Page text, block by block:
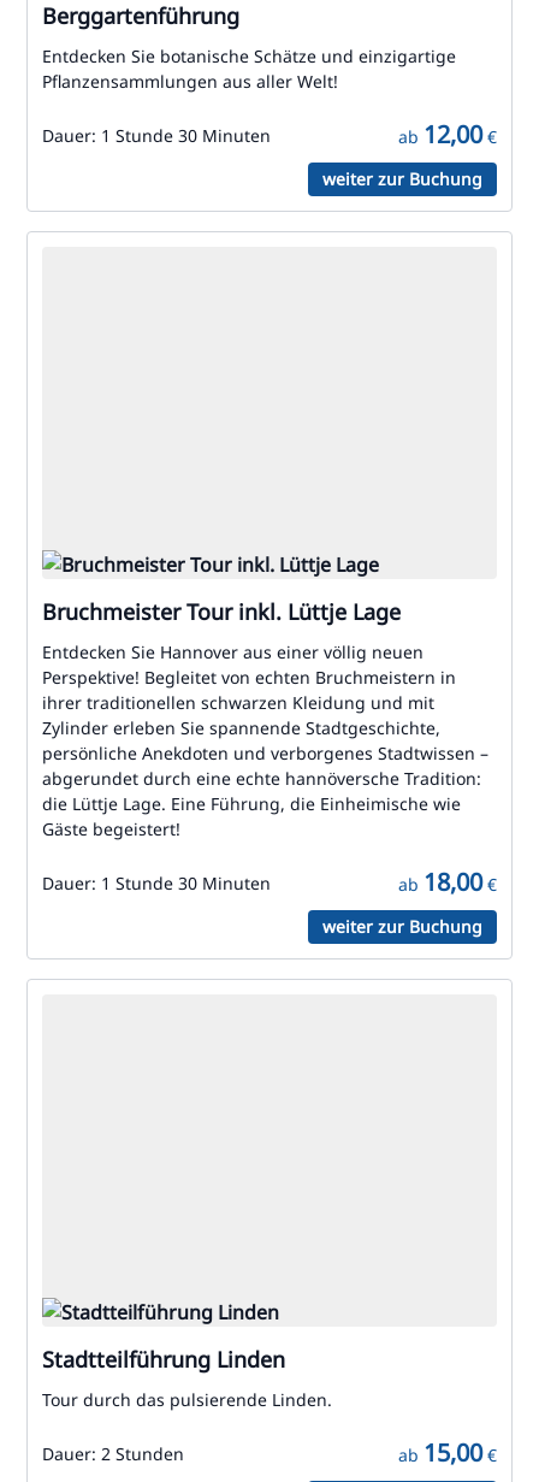
Berggartenführung
Entdecken Sie botanische Schätze und einzigartige
Pflanzensammlungen aus aller Welt!
Dauer: 1 Stunde 30 Minuten ab 12,00€
weiter zur Buchung
Bruchmeister Tour inkl. Lüttje Lage
Entdecken Sie Hannover aus einer völlig neuen
Perspektive! Begleitet von echten Bruchmeistern in
ihrer traditionellen schwarzen Kleidung und mit
Zylinder erleben Sie spannende Stadtgeschichte,
persönliche Anekdoten und verborgenes Stadtwissen –
abgerundet durch eine echte hannöversche Tradition:
die Lüttje Lage. Eine Führung, die Einheimische wie
Gäste begeistert!
Dauer: 1 Stunde 30 Minuten ab 18,00€
weiter zur Buchung
Stadtteilführung Linden
Tour durch das pulsierende Linden.
Dauer: 2 Stunden ab 15,00€